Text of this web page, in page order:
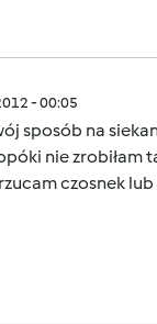
- 00:05
sposób na
nie zrobiłam
czosnek